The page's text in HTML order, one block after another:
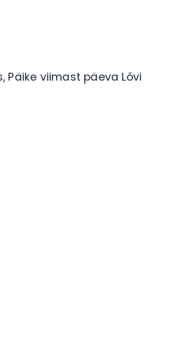
Päike viimast päeva Lõvi